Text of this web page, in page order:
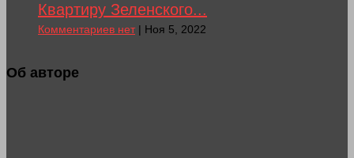
Квартиру Зеленского...
Комментариев нет| Ноя 5, 2022
Об авторе